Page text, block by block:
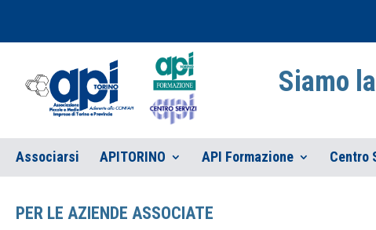
Siamo
Associarsi APITORINO API Formazione Centro
PER LE AZIENDE ASSOCIATE